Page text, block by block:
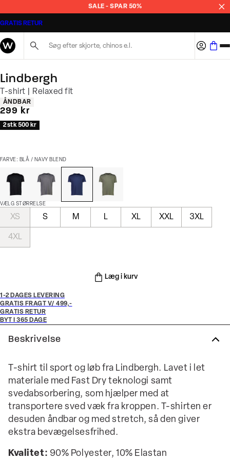
SALE - SPAR 50%
GRATIS RETUR
Lindbergh
T-shirt | Relaxed fit
Produkt egenskaber
ÅNDBAR
I alt (inkl. rabat)
299 kr
2 stk 500 kr
FARVE: BLÅ / NAVY BLEND
VÆLG STØRRELSE
XS S M L XL XXL 3XL
4XL
Læg i kurv
1-2 DAGES LEVERING
GRATIS FRAGT V/ 499,-
GRATIS RETUR
BYT I 365 DAGE
Beskrivelse
T-shirt til sport og løb fra Lindbergh. Lavet i let
materiale med Fast Dry teknologi samt
svedabsorbering, som hjælper med at
transportere sved væk fra kroppen. T-shirten er
desuden åndbar og med stretch, så den giver
ekstra bevægelsesfrihed.
Kvalitet: 90% Polyester, 10% Elastan